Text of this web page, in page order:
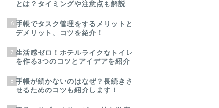
とは？タイミングや注意点も解説
6 手帳でタスク管理をするメリットと
デメリット、コツを紹介！
7 生活感ゼロ！ホテルライクなトイレ
を作る3つのコツとアイデアを紹介
8 手帳が続かないのはなぜ？長続きさ
せるためのコツも紹介します！